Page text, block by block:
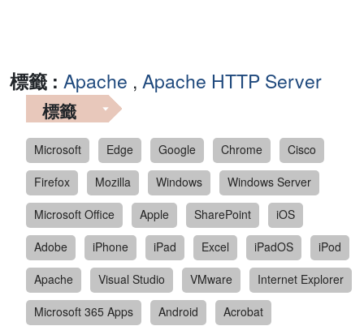
標籤 : Apache , Apache HTTP Server
標籤
Microsoft Edge Google Chrome
Cisco
Firefox
Mozilla Windows
Windows Server
Microsoft Office
Apple SharePoint
iOS
Adobe
iPhone iPad Excel iPadOS
iPod
Apache
Visual Studio VMware
Internet Explorer
Microsoft 365 Apps
Android
Acrobat